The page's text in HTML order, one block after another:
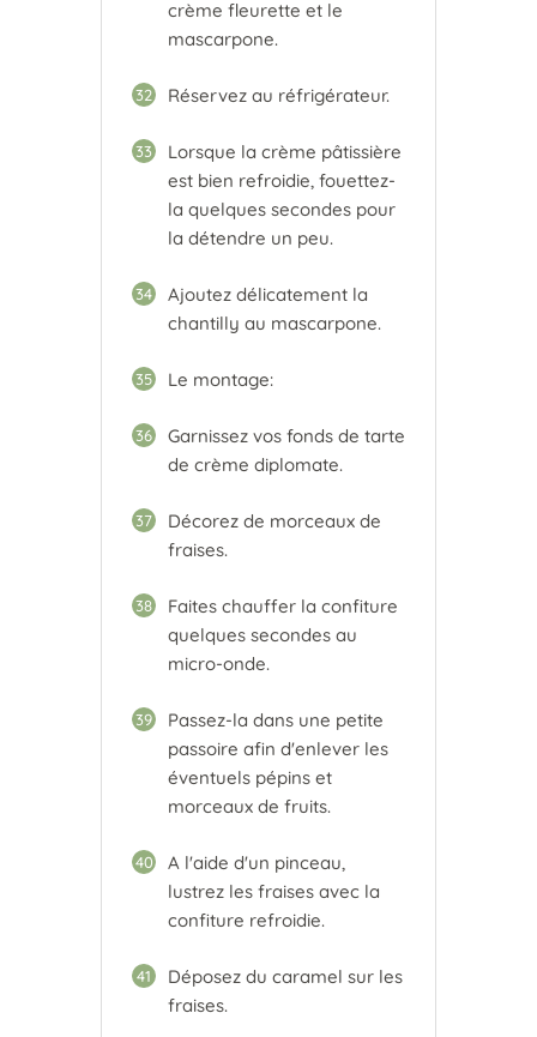
crème fleurette et le
mascarpone.
32 Réservez au réfrigérateur.
33
Lorsque la crème pâtissière
est bien refroidie, fouettez-
la quelques secondes pour
la détendre un peu.
34
Ajoutez délicatement la
chantilly au mascarpone.
35 Le montage:
36
Garnissez vos fonds de tarte
de crème diplomate.
37
Décorez de morceaux de
fraises.
38
Faites chauffer la confiture
quelques secondes au
micro-onde.
39
Passez-la dans une petite
passoire afin d'enlever les
éventuels pépins et
morceaux de fruits.
40
A l'aide d'un pinceau,
lustrez les fraises avec la
confiture refroidie.
41
Déposez du caramel sur les
fraises.